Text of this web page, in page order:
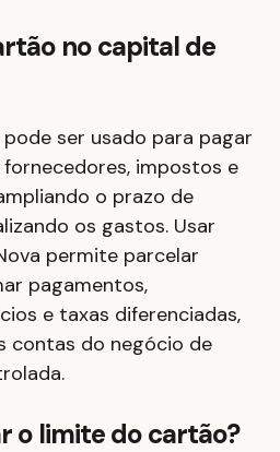
no capital de
ser usado para pagar
impostos e
o prazo de
os gastos. Usar
permite parcelar
pagamentos,
e taxas diferenciadas,
contas do negócio de
o limite do cartão?